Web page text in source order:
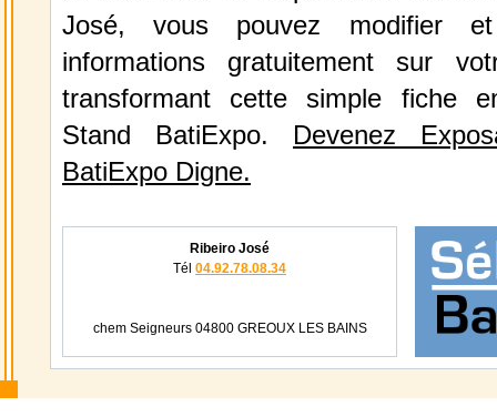
José, vous pouvez modifier
informations gratuitement sur
transformant cette simple fiche
Stand BatiExpo. Devenez
BatiExpo Digne.
Ribeiro José
Tél 04.92.78.08.34
chem Seigneurs 04800 GREOUX LES BAINS